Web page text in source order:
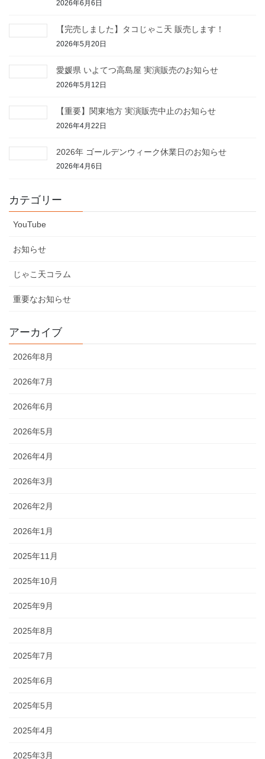
2026年6月6日
【完売しました】タコじゃこ天 販売します！
2026年5月20日
愛媛県 いよてつ高島屋 実演販売のお知らせ
2026年5月12日
【重要】関東地方 実演販売中止のお知らせ
2026年4月22日
2026年 ゴールデンウィーク休業日のお知らせ
2026年4月6日
カテゴリー
YouTube
お知らせ
じゃこ天コラム
重要なお知らせ
アーカイブ
2026年8月
2026年7月
2026年6月
2026年5月
2026年4月
2026年3月
2026年2月
2026年1月
2025年11月
2025年10月
2025年9月
2025年8月
2025年7月
2025年6月
2025年5月
2025年4月
2025年3月